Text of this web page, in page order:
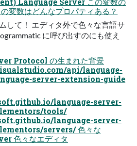
変数はどんなプロパティある？
して！ エディタ外で色々な言語サ
に呼び出すのにも使え
Protocol の生まれた背景
api/language-
server-extension-guide
language-server-
tools/
language-server-
servers/ 色々な
色々なエディタ